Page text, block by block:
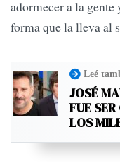
adormecer a la gente
forma que la lleva al
Leé
JOSÉ
FUE
LOS